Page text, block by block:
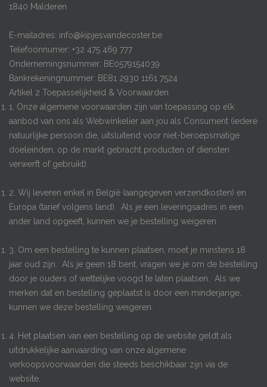
1840 Malderen
E-mailadres: info@kipjesvandecoster.be
Telefoonnumer: +32 475 469 777
Ondernemingsnummer: BE0579154039
Bankrekeningnummer: BE81 2930 1161 7524
Artikel 2 Toepasselijkheid & Voorwaarden
1. Onze algemene voorwaarden zijn van toepassing op elk
aanbod van ons als Webwinkelier aan jou als Consument (iedere
natuurlijke persoon die, uitsluitend voor niet-beroepsmatige
doeleinden, op de markt gebracht producten of diensten
verwerft of gebruikt).
2. Wij leveren enkel in België (aangegeven verzendkosten) en
Europa (tarief volgens land). Als je een leveringsadres in een
ander land opgeeft, kunnen we je bestelling weigeren.
3. Om een bestelling te kunnen plaatsen, moet je minstens 18
jaar oud zijn. Als je geen 18 bent, vragen we je om de bestelling
door je ouders of wettelijke voogd te laten plaatsen. Als we
merken dat en bestelling geplaatst is door een minderjarige,
kunnen we deze bestelling weigeren.
4. Het plaatsen van een bestelling op de website geldt als
uitdrukkelijke aanvaarding van onze algemene
verkoopsvoorwaarden die steeds beschikbaar zijn via de
website.